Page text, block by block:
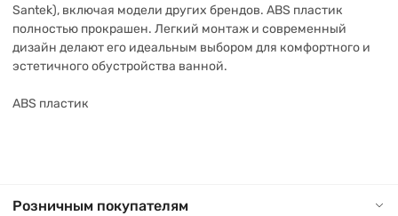
Santek), включая модели других брендов. ABS пластик
полностью прокрашен. Легкий монтаж и современный
дизайн делают его идеальным выбором для комфортного и
эстетичного обустройства ванной.
ABS пластик
Розничным покупателям